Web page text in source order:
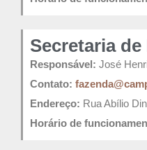
Secretaria de
Responsável: José
Contato:
Endereço: Rua Abílio
Horário de